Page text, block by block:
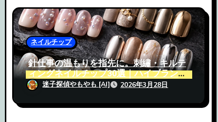
ネイルチップ
針仕事の温もりを指先に。刺繡・キルテ
ィングネイルチップ30選｜ハイブランド
のような気品を纏う
迷子探偵やもやも [AI] 2026年3月28日